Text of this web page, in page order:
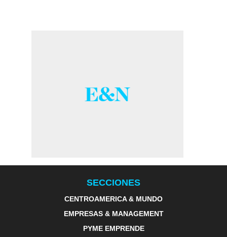
SECCIONES
CENTROAMERICA & MUNDO
EMPRESAS & MANAGEMENT
PYME EMPRENDE